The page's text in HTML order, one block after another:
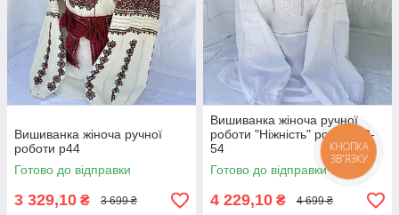
Вишиванка жіноча ручної
роботи р44
Готово до відправки
3 329,10 ₴ 3 699 ₴
Вишиванка жіноча ручної
роботи "Ніжність" розмір 52-
54
Готово до відправки
4 229,10 ₴ 4 699 ₴